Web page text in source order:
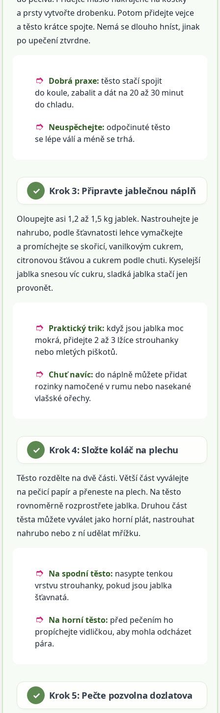
a prsty vytvořte drobenku. Potom přidejte vejce
a těsto krátce spojte. Nemá se dlouho hníst, jinak
po upečení ztvrdne.
Dobrá praxe: těsto stačí spojit
do koule, zabalit a dát na 20 až 30 minut
do chladu.
Neuspěchejte: odpočinuté těsto
se lépe válí a méně se trhá.
Krok 3: Připravte jablečnou náplň
Oloupejte asi 1,2 až 1,5 kg jablek. Nastrouhejte je
nahrubo, podle šťavnatosti lehce vymačkejte
a promíchejte se skořicí, vanilkovým cukrem,
citronovou šťávou a cukrem podle chuti. Kyselejší
jablka snesou víc cukru, sladká jablka stačí jen
provonět.
Praktický trik: když jsou jablka moc
mokrá, přidejte 2 až 3 lžíce strouhanky
nebo mletých piškotů.
Chuť navíc: do náplně můžete přidat
rozinky namočené v rumu nebo nasekané
vlašské ořechy.
Krok 4: Složte koláč na plechu
Těsto rozdělte na dvě části. Větší část vyválejte
na pečicí papír a přeneste na plech. Na těsto
rovnoměrně rozprostřete jablka. Druhou část
těsta můžete vyválet jako horní plát, nastrouhat
nahrubo nebo z ní udělat mřížku.
Na spodní těsto: nasypte tenkou
vrstvu strouhanky, pokud jsou jablka
šťavnatá.
Na horní těsto: před pečením ho
propíchejte vidličkou, aby mohla odcházet
pára.
Krok 5: Pečte pozvolna dozlatova